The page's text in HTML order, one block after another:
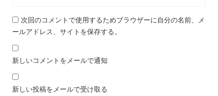
次回のコメントで使用するためブラウザーに自分の名前、メ
ールアドレス、サイトを保存する。
新しいコメントをメールで通知
新しい投稿をメールで受け取る